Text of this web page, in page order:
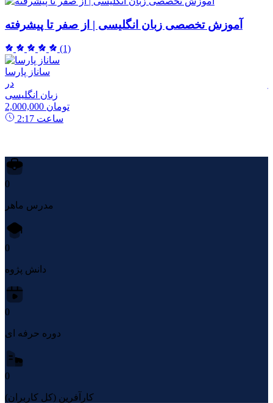
آموزش تخصصی زبان انگلیسی | از صفر تا پیشرفته
(1)
ساناز پارسا
در
زبان انگلیسی
2,000,000 تومان
2:17 ساعت
0
مدرس ماهر
0
دانش پژوه
0
دوره حرفه ای
0
کارآفرین (کل کاربران)